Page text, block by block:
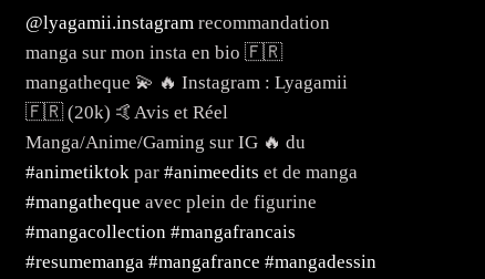
@lyagamii.instagram recommandation
manga sur mon insta en bio 🇫🇷
mangatheque 💫 🔥 Instagram : Lyagamii
🇫🇷 (20k) 🤙Avis et Réel
Manga/Anime/Gaming sur IG 🔥 du
#animetiktok par #animeedits et de manga
#mangatheque avec plein de figurine
#mangacollection #mangafrancais
#resumemanga #mangafrance #mangadessin